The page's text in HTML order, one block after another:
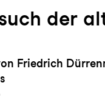
der
Friedrich